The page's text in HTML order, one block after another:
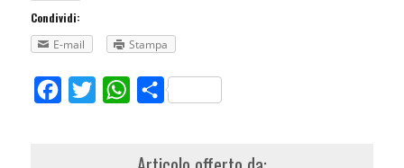
Condividi:
E-mail
Stampa
FacebookTwitterWhatsApp
Share